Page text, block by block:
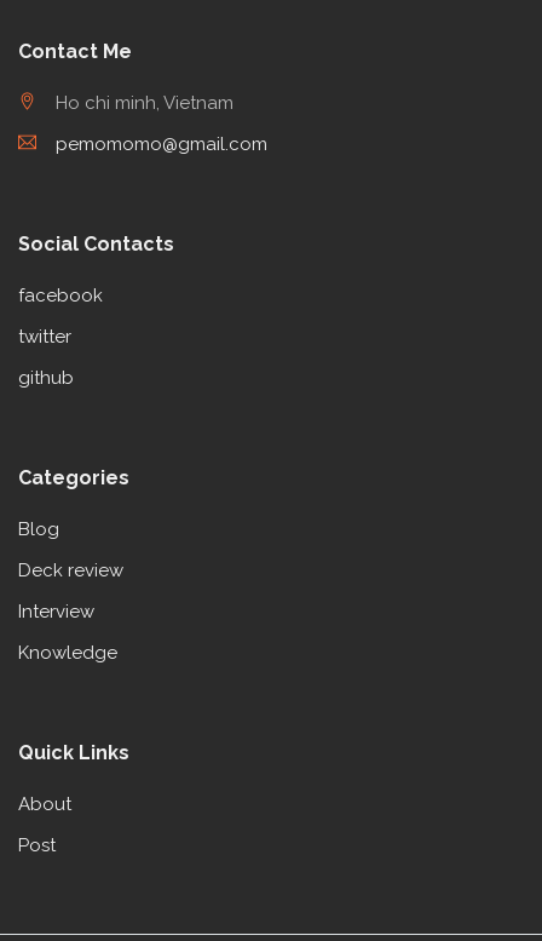
Contact Me
Ho chi minh, Vietnam
pemomomo@gmail.com
Social Contacts
facebook
twitter
github
Categories
Blog
Deck review
Interview
Knowledge
Quick Links
About
Post